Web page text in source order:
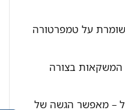
על טמפרטורה
בצורה
– מאפשר הגשה של